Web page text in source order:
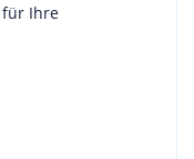
für Ihre